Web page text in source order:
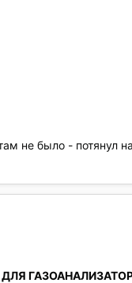
не было - потянул